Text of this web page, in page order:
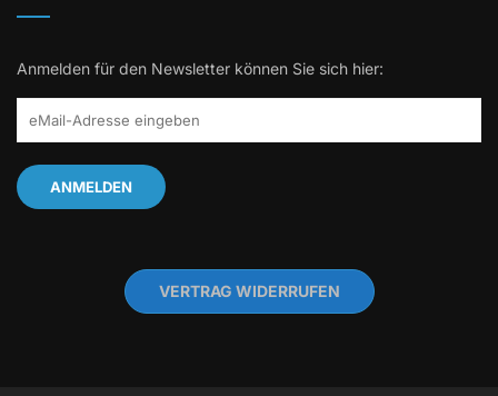
Anmelden für den Newsletter können Sie sich hier:
VERTRAG WIDERRUFEN